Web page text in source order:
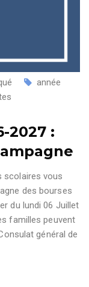
année
2027 :
scolaires vous
des bourses
du lundi 06 Juillet
familles peuvent
général de